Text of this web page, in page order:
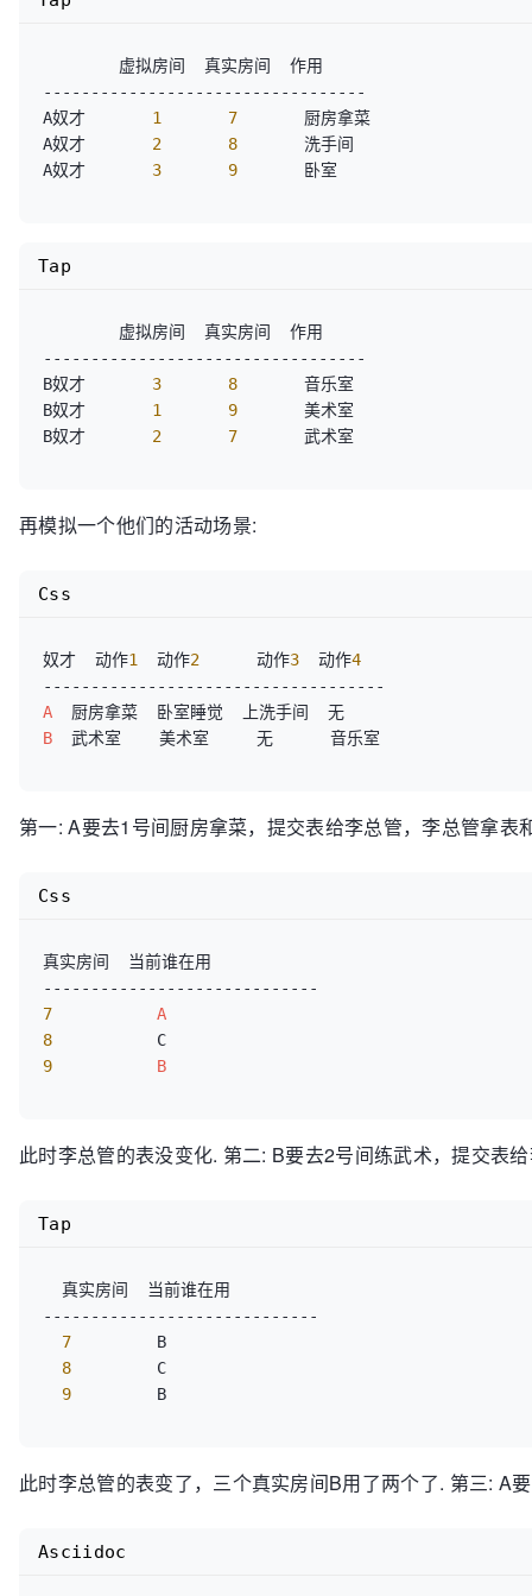
----------------------------------
A奴才
1 7
      厨房拿菜
A奴才
2 8
      洗手间
A奴才
3 9
----------------------------------
B奴才
3 8
      音乐室
B奴才
1 9
      美术室
B奴才
2 7
Tap
再模拟一个他们的活动场景:
奴才  动作1
  动作
2
      动作
3
  动作
4
A
B
Css
第一: A要去1号间厨房拿菜，提交表给李总管，李总管拿
真实房间  当前谁在用
7
A
8
9
B
Css
此时李总管的表没变化. 第二: B要去2号间练武术，提交表
-----------------------------
7
        B
8
        C
9
Tap
此时李总管的表变了，三个真实房间B用了两个了. 第三: A
Asciidoc